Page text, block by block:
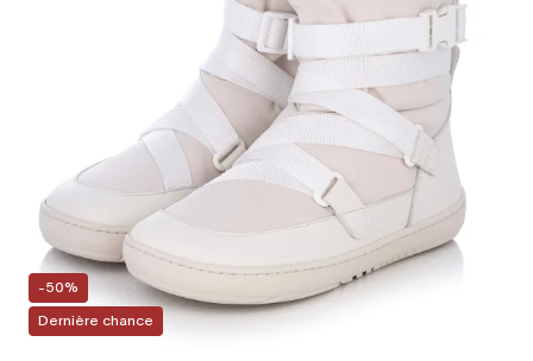
-50%
Dernière chance